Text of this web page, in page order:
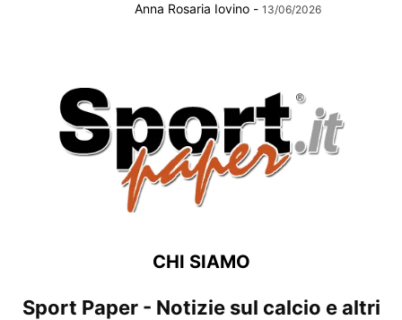
Anna Rosaria Iovino - 13/06/2026
CHI SIAMO
Sport Paper - Notizie sul calcio e altri